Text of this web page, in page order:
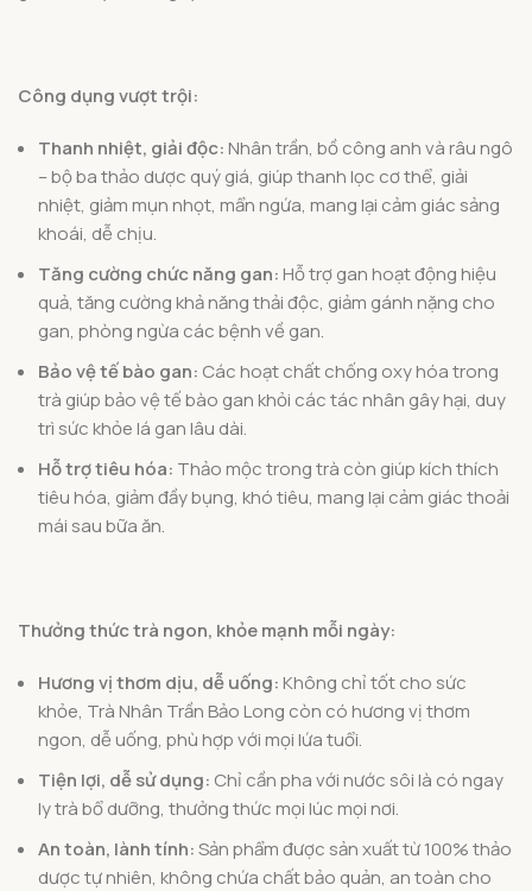
Công dụng vượt trội:
Thanh nhiệt, giải độc: Nhân trần, bồ công anh và râu ngô
– bộ ba thảo dược quý giá, giúp thanh lọc cơ thể, giải
nhiệt, giảm mụn nhọt, mẩn ngứa, mang lại cảm giác sảng
khoái, dễ chịu.
Tăng cường chức năng gan: Hỗ trợ gan hoạt động hiệu
quả, tăng cường khả năng thải độc, giảm gánh nặng cho
gan, phòng ngừa các bệnh về gan.
Bảo vệ tế bào gan: Các hoạt chất chống oxy hóa trong
trà giúp bảo vệ tế bào gan khỏi các tác nhân gây hại, duy
trì sức khỏe lá gan lâu dài.
Hỗ trợ tiêu hóa: Thảo mộc trong trà còn giúp kích thích
tiêu hóa, giảm đầy bụng, khó tiêu, mang lại cảm giác thoải
mái sau bữa ăn.
Thưởng thức trà ngon, khỏe mạnh mỗi ngày:
Hương vị thơm dịu, dễ uống: Không chỉ tốt cho sức
khỏe, Trà Nhân Trần Bảo Long còn có hương vị thơm
ngon, dễ uống, phù hợp với mọi lứa tuổi.
Tiện lợi, dễ sử dụng: Chỉ cần pha với nước sôi là có ngay
ly trà bổ dưỡng, thưởng thức mọi lúc mọi nơi.
An toàn, lành tính:Sản phẩm được sản xuất từ 100% thảo
dược tự nhiên, không chứa chất bảo quản, an toàn cho